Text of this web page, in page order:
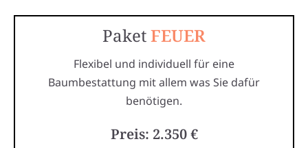
PaketFEUER
Flexibel und individuell für eine
Baumbestattung mit allem was Sie dafür
benötigen.
Preis: 2.350 €